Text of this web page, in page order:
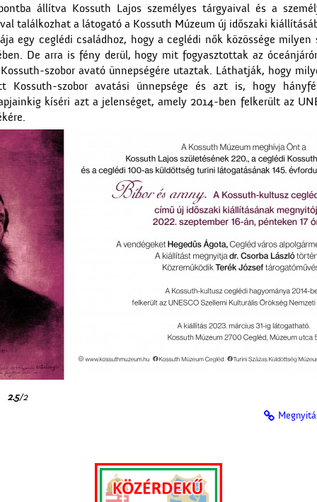
állítva Kossuth Lajos személyes tárgyaival és a
találkozhat a látogató a Kossuth Múzeum új időszaki
egy ceglédi családhoz, hogy a ceglédi nők közössége
De arra is fény derül, hogy mit fogyasztottak az
szobor avató ünnepségére utaztak. Láthatják, hogy
Kossuth-szobor avatási ünnepsége és azt is, hogy
kíséri azt a jelenséget, amely 2014-ben felkerült az
2.5/2